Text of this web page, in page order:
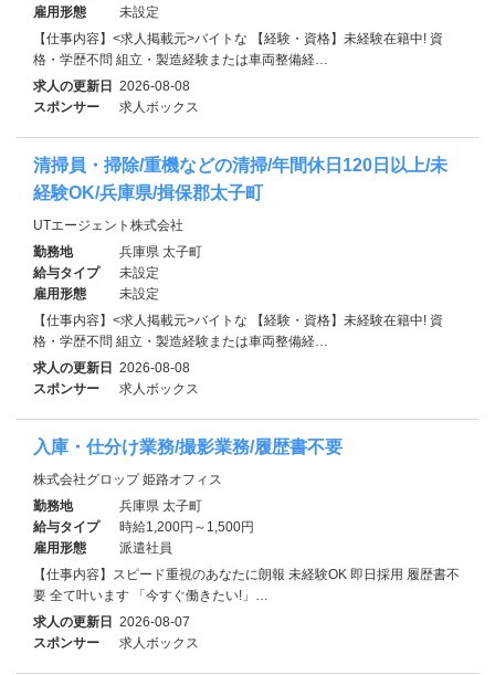
雇用形態
未設定
【仕事内容】<求人掲載元>バイトな 【経験・資格】未経験在籍中! 資
格・学歴不問 組立・製造経験または車両整備経…
求人の更新日 2026-08-08
スポンサー
求人ボックス
清掃員・掃除/重機などの清掃/年間休日120日以上/未
経験OK/兵庫県/揖保郡太子町
UTエージェント株式会社
勤務地
兵庫県 太子町
給与タイプ
未設定
雇用形態
未設定
【仕事内容】<求人掲載元>バイトな 【経験・資格】未経験在籍中! 資
格・学歴不問 組立・製造経験または車両整備経…
求人の更新日 2026-08-08
スポンサー
求人ボックス
入庫・仕分け業務/撮影業務/履歴書不要
株式会社グロップ 姫路オフィス
勤務地
兵庫県 太子町
給与タイプ
時給1,200円～1,500円
雇用形態
派遣社員
【仕事内容】スピード重視のあなたに朗報 未経験OK 即日採用 履歴書不
要 全て叶います 「今すぐ働きたい!」…
求人の更新日 2026-08-07
スポンサー
求人ボックス